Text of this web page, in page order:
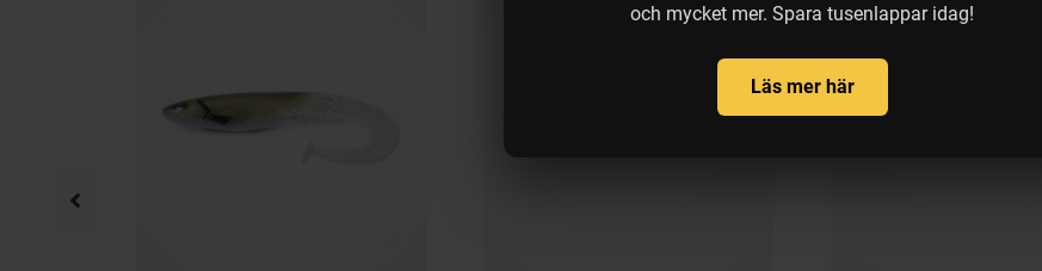
och mycket mer. Spara tusenlappar idag!
Läs mer här